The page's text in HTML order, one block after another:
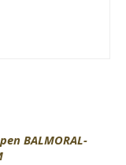
BALMORAL-